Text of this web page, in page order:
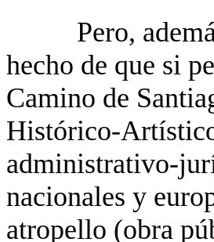
Pero,
hecho de que si
Camino de
Histórico-
administrativo-
nacionales y
atropello (obra